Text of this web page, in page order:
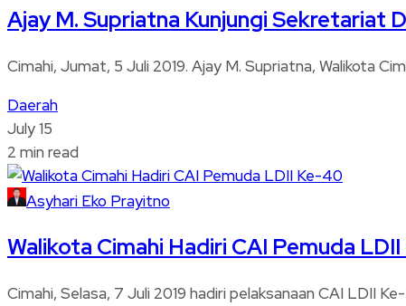
Ajay M. Supriatna Kunjungi Sekretariat
Cimahi, Jumat, 5 Juli 2019. Ajay M. Supriatna, Walikota
Daerah
July 15
2 min read
Asyhari Eko Prayitno
Walikota Cimahi Hadiri CAI Pemuda
Cimahi, Selasa, 7 Juli 2019 hadiri pelaksanaan CAI LDII